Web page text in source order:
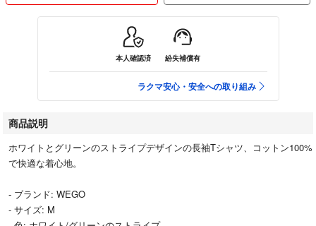
本人確認済 紛失補償有
ラクマ安心・安全への取り組み
商品説明
ホワイトとグリーンのストライプデザインの長袖Tシャツ、コットン100%
で快適な着心地。
- ブランド: WEGO
- サイズ: M